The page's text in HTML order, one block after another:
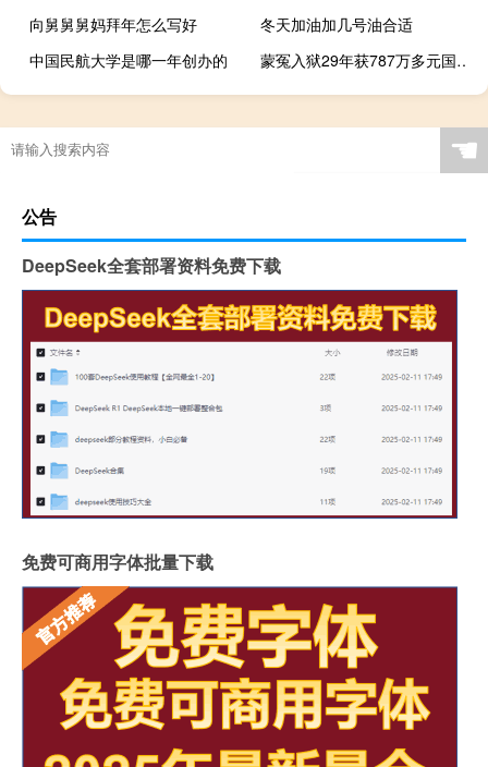
向舅舅舅妈拜年怎么写好
冬天加油加几号油合适
中国民航大学是哪一年创办的
蒙冤入狱29年获787万多元国家赔偿 到底什么情况嘞
☚
公告
DeepSeek全套部署资料免费下载
免费可商用字体批量下载